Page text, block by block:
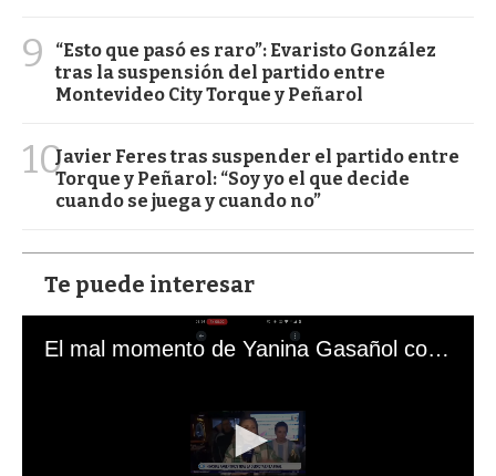
9
“Esto que pasó es raro”: Evaristo González
tras la suspensión del partido entre
Montevideo City Torque y Peñarol
10Javier Feres tras suspender el partido entre
Torque y Peñarol: “Soy yo el que decide
cuando se juega y cuando no”
Te puede interesar
El mal momento de Yanina Gasañol con un hincha argentino en "Subrayado"